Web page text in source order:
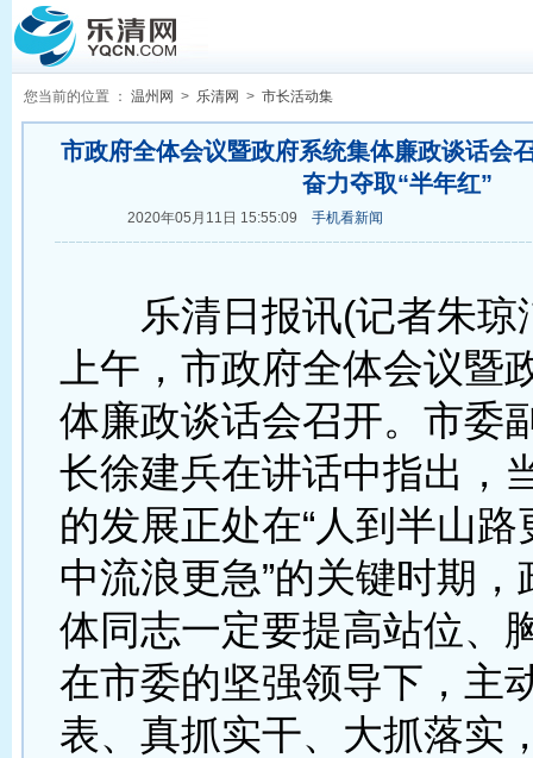
您当前的位置 ： 温州网 > 乐清网 > 市长活动集
市政府全体会议暨政府系统集体廉政谈话会
奋力夺取“半年红”
2020年05月11日 15:55:09 手机看新闻
乐清日报讯(记者朱琼
上午，市政府全体会议暨
体廉政谈话会召开。市委
长徐建兵在讲话中指出，
的发展正处在“人到半山
中流浪更急”的关键时期，
体同志一定要提高站位、
在市委的坚强领导下，主
表、真抓实干、大抓落实